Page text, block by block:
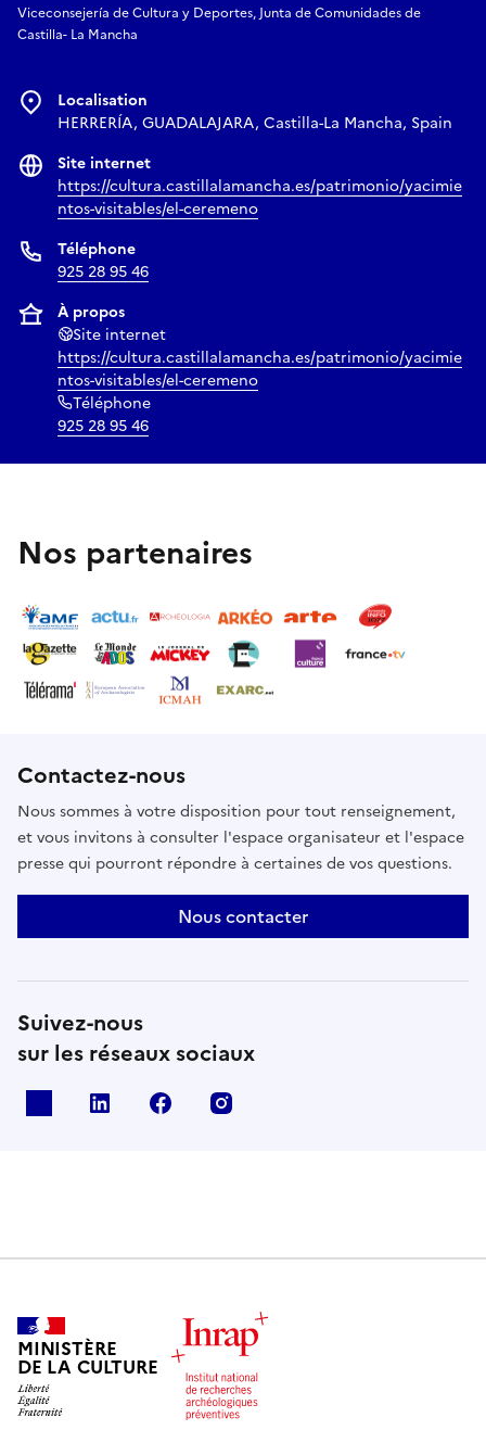
Viceconsejería de Cultura y Deportes, Junta de Comunidades de
Castilla- La Mancha
Localisation
HERRERÍA, GUADALAJARA, Castilla-La Mancha, Spain
Site internet
https://cultura.castillalamancha.es/patrimonio/yacimie
ntos-visitables/el-ceremeno
Téléphone
925 28 95 46
À propos
Site internet
https://cultura.castillalamancha.es/patrimonio/yacimie
ntos-visitables/el-ceremeno
Téléphone
925 28 95 46
Nos partenaires
Contactez-nous
Nous sommes à votre disposition pour tout renseignement,
et vous invitons à consulter l'espace organisateur et l'espace
presse qui pourront répondre à certaines de vos questions.
Nous contacter
Suivez-nous
sur les réseaux sociaux
Linkedin Facebook
MINISTÈRE
DE LA CULTURE